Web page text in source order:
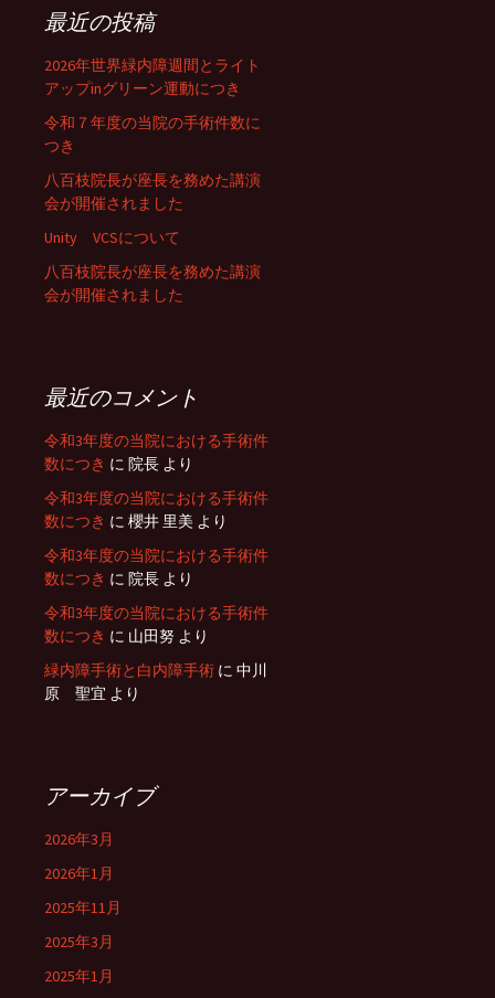
最近の投稿
2026年世界緑内障週間とライト
アップinグリーン運動につき
令和７年度の当院の手術件数に
つき
八百枝院長が座長を務めた講演
会が開催されました
Unity VCSについて
八百枝院長が座長を務めた講演
会が開催されました
最近のコメント
令和3年度の当院における手術件
数につき に 院長 より
令和3年度の当院における手術件
数につき に 櫻井 里美 より
令和3年度の当院における手術件
数につき に 院長 より
令和3年度の当院における手術件
数につき に 山田努 より
緑内障手術と白内障手術 に 中川
原 聖宜 より
アーカイブ
2026年3月
2026年1月
2025年11月
2025年3月
2025年1月